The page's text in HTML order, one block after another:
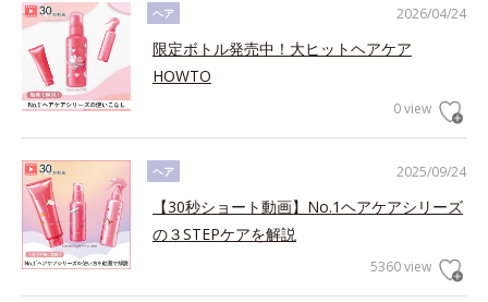
2026/04/24
ヘア
限定ボトル発売中！大ヒットヘアケア
HOWTO
0 view
2025/09/24
ヘア
【30秒ショート動画】No.1ヘアケアシリーズ
の３STEPケアを解説
5360 view